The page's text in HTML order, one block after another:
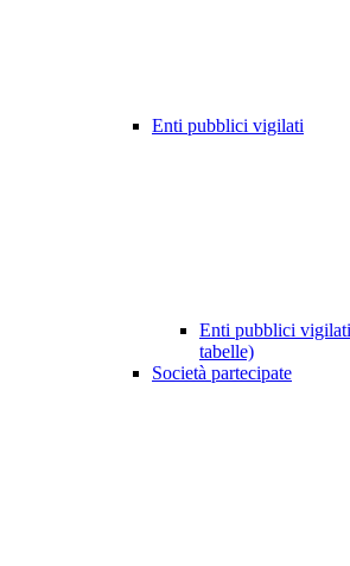
Enti pubblici vigilati
Enti pubblici
tabelle)
Società partecipate